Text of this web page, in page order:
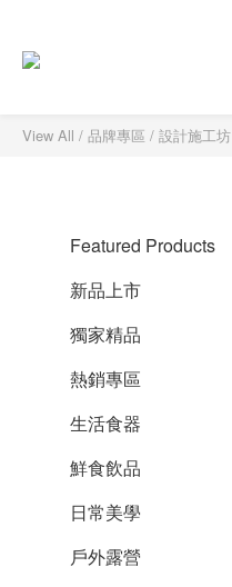
View All / 品牌專區 / 設計施工坊
Featured Products
新品上市
獨家精品
熱銷專區
生活食器
鮮食飲品
日常美學
戶外露營